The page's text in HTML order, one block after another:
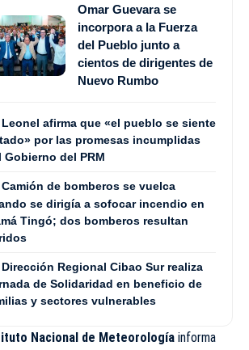
Omar Guevara se
incorpora a la Fuerza
del Pueblo junto a
cientos de dirigentes de
Nuevo Rumbo
Leonel afirma que «el pueblo se siente
por las promesas incumplidas
Gobierno del PRM
Camión de bomberos se vuelca
se dirigía a sofocar incendio en
Tingó; dos bomberos resultan
Dirección Regional Cibao Sur realiza
de Solidaridad en beneficio de
y sectores vulnerables
Nacional de Meteorología informa